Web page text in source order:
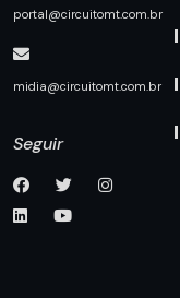
portal@circuitomt.com.br
midia@circuitomt.com.br
Seguir